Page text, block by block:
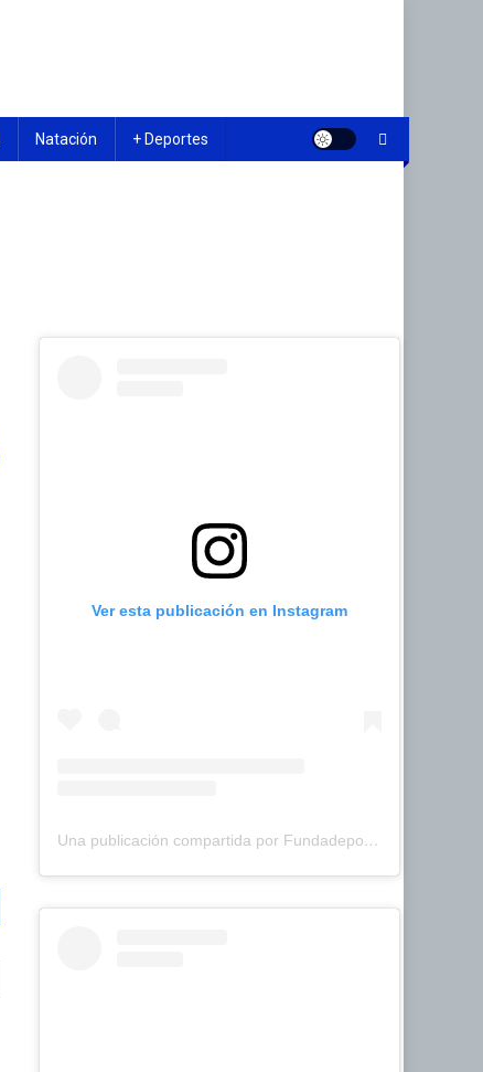
Natación + Deportes
Ver esta publicación en Instagram
Una publicación compartida por Fundadeporte Carabobo (@fundadeporte)